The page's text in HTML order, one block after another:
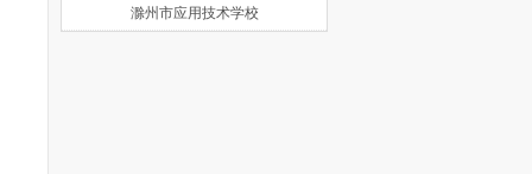
滁州市应用技术学校